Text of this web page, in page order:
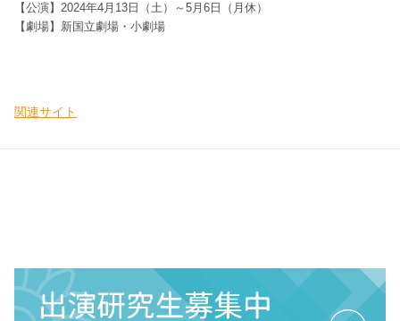
【公演】2024年4月13 日（土 ）～ 5月 6 日（ 月休 ）
【劇場】 新国立劇場・小劇場
関連サイト